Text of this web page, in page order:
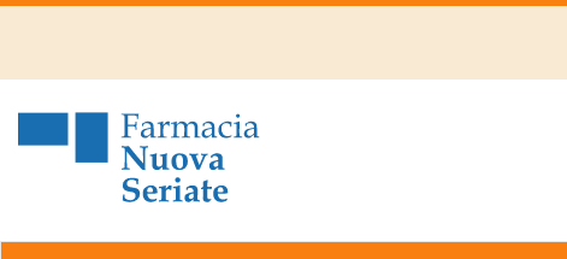
Passa
principale
Farmacia
Nuova